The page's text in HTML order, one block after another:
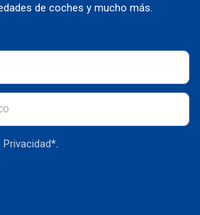
de coches y mucho más.
Privacidad*